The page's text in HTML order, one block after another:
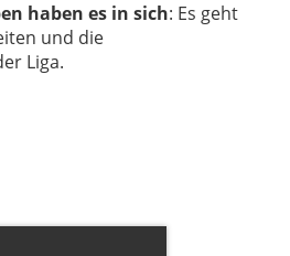
haben es in sich: Es geht
und die
Liga.